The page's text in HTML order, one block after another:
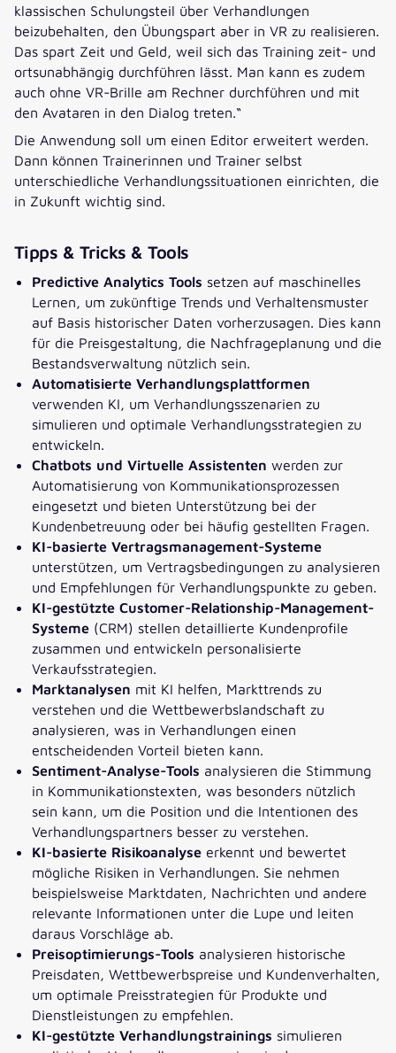
klassischen Schulungsteil über Verhandlungen
beizubehalten, den Übungspart aber in VR zu realisieren.
Das spart Zeit und Geld, weil sich das Training zeit- und
ortsunabhängig durchführen lässt. Man kann es zudem
auch ohne VR-Brille am Rechner durchführen und mit
den Avataren in den Dialog treten.“
Die Anwendung soll um einen Editor erweitert werden.
Dann können Trainerinnen und Trainer selbst
unterschiedliche Verhandlungssituationen einrichten, die
in Zukunft wichtig sind.
Tipps & Tricks & Tools
Predictive Analytics Tools setzen auf maschinelles
Lernen, um zukünftige Trends und Verhaltensmuster
auf Basis historischer Daten vorherzusagen. Dies kann
für die Preisgestaltung, die Nachfrageplanung und die
Bestandsverwaltung nützlich sein.
Automatisierte Verhandlungsplattformen
verwenden KI, um Verhandlungsszenarien zu
simulieren und optimale Verhandlungsstrategien zu
entwickeln.
Chatbots und Virtuelle Assistenten werden zur
Automatisierung von Kommunikationsprozessen
eingesetzt und bieten Unterstützung bei der
Kundenbetreuung oder bei häufig gestellten Fragen.
KI-basierte Vertragsmanagement-Systeme
unterstützen, um Vertragsbedingungen zu analysieren
und Empfehlungen für Verhandlungspunkte zu geben.
KI-gestützte Customer-Relationship-Management-
Systeme (CRM) stellen detaillierte Kundenprofile
zusammen und entwickeln personalisierte
Verkaufsstrategien.
Marktanalysen mit KI helfen, Markttrends zu
verstehen und die Wettbewerbslandschaft zu
analysieren, was in Verhandlungen einen
entscheidenden Vorteil bieten kann.
Sentiment-Analyse-Tools analysieren die Stimmung
in Kommunikationstexten, was besonders nützlich
sein kann, um die Position und die Intentionen des
Verhandlungspartners besser zu verstehen.
KI-basierte Risikoanalyse erkennt und bewertet
mögliche Risiken in Verhandlungen. Sie nehmen
beispielsweise Marktdaten, Nachrichten und andere
relevante Informationen unter die Lupe und leiten
daraus Vorschläge ab.
Preisoptimierungs-Tools analysieren historische
Preisdaten, Wettbewerbspreise und Kundenverhalten,
um optimale Preisstrategien für Produkte und
Dienstleistungen zu empfehlen.
KI-gestützte Verhandlungstrainings simulieren